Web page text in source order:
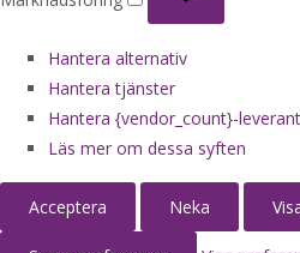
Hantera alternativ
Hantera tjänster
Hantera {vendor_count}-
Läs mer om dessa syften
Acceptera Neka